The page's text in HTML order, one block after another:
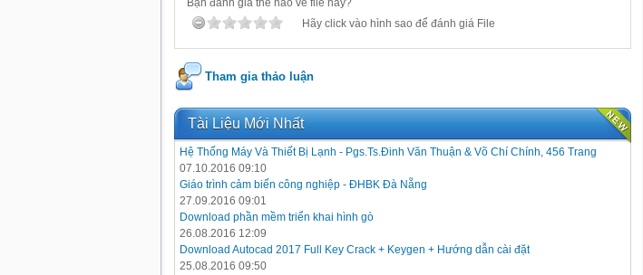
Bạn đánh giá thế nào về file này?
Hãy click vào hình sao để đánh giá File
Tham gia thảo luận
Tài Liệu Mới Nhất
Hệ Thống Máy Và Thiết Bị Lạnh - Pgs.Ts.Đinh Văn Thuận & Võ Chí Chính, 456 Trang
07.10.2016 09:10
Giáo trình cảm biến công nghiệp - ĐHBK Đà Nẵng
27.09.2016 09:01
Download phần mềm triển khai hình gò
26.08.2016 12:09
Download Autocad 2017 Full Key Crack + Keygen + Hướng dẫn cài đặt
25.08.2016 09:50